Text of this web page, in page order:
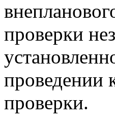
проверки
проведении
проверки.